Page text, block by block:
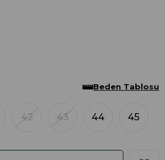
42 43 44 45
Beden Tablosu